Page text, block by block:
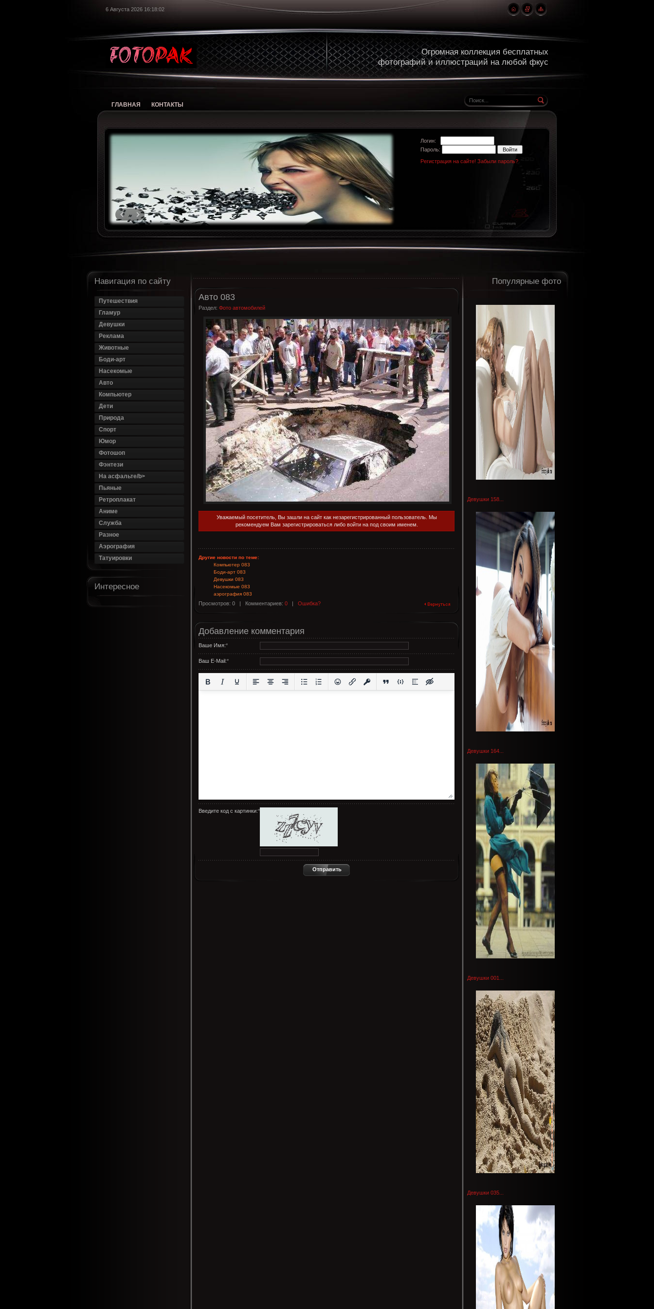
6 Августа 2026 16:18:03
Огромная коллекция бесплатных
фотографий и иллюстраций на любой фкус
ГЛАВНАЯ КОНТАКТЫ
Логин:
Пароль:
Регистрация на сайте! Забыли пароль?
Авто 083
Раздел: Фото автомобилей
Уважаемый посетитель, Вы зашли на сайт как незарегистрированный пользователь. Мы
рекомендуем Вам зарегистрироваться либо войти на под своим именем.
Другие новости по теме:
Компьютер 083
Боди-арт 083
Девушки 083
Насекомые 083
аэрография 083
Просмотров: 0 | Комментариев: 0 | Ошибка?
Добавление комментария
Ваше Имя:*
Ваш E-Mail:*
Введите код с картинки:*
Популярные фото
Девушки 158...
Девушки 164...
Девушки 001...
Девушки 035...
Навигация по сайту
Путешествия
Гламур
Девушки
Реклама
Животные
Боди-арт
Насекомые
Авто
Компьютер
Дети
Природа
Спорт
Юмор
Фотошоп
Фэнтези
На асфальте/b>
Пьяные
Ретроплакат
Аниме
Служба
Разное
Аэрография
Татуировки
Интересное